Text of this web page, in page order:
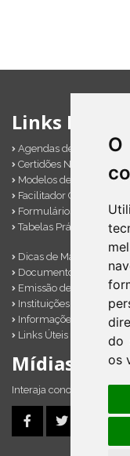
do
os
Links
Agendas de Obrigações
Certidões Negativas
Modelos de
Facilitador Contábil
Formulários Diversos
Tabelas Práticas
Dicas de Marketing
Documentos
Emissão de Notas
Instituições Financeiras
Informações Úteis
Links Úteis
Mídias
Interaja conosco pelos